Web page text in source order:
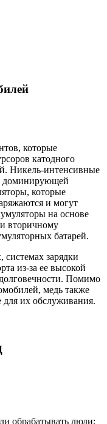
которые
катодного
Никель-интенсивные
доминирующей
которые
и могут
на основе
вторичному
батарей.
системах зарядки
из-за ее высокой
Помимо
медь также
для их обслуживания.
обрабатывать люди: